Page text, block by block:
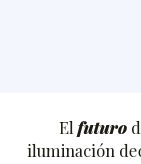
El futuro
iluminación